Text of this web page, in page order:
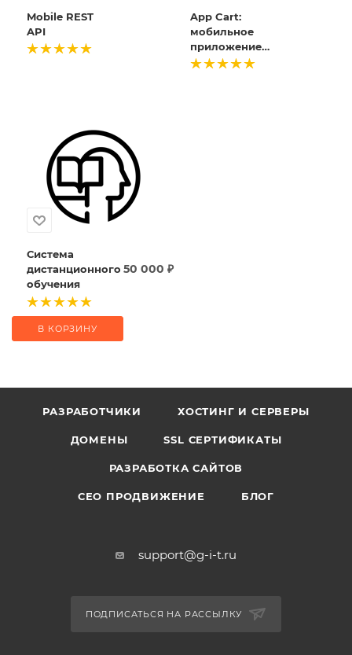
Mobile REST
API
App Cart:
мобильное
приложение
для интернет-
Система
дистанционного
обучения
50 000 ₽
В КОРЗИНУ
РАЗРАБОТЧИКИ ХОСТИНГ И СЕРВЕРЫ
ДОМЕНЫ SSL СЕРТИФИКАТЫ
РАЗРАБОТКА САЙТОВ
СЕО ПРОДВИЖЕНИЕ БЛОГ
support@g-i-t.ru
ПОДПИСАТЬСЯ НА РАССЫЛКУ